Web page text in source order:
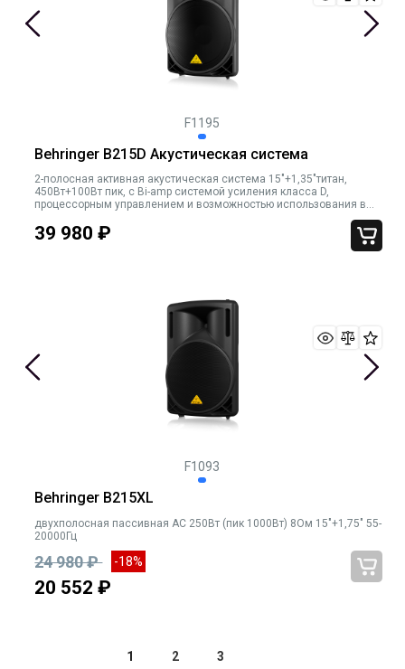
F1195
Behringer B215D Акустическая система
2-полосная активная акустическая система 15"+1,35"титан,
450Вт+100Вт пик, с Bi-amp системой усиления класса D,
процессорным управлением и возможностью использования в
39 980 ₽
F1093
Behringer B215XL
двухполосная пассивная АС 250Вт (пик 1000Вт) 8Ом 15"+1,75" 55-
20000Гц
24 980 ₽ -18%
20 552 ₽
1 2 3